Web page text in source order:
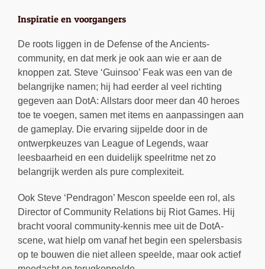
Inspiratie en voorgangers
De roots liggen in de Defense of the Ancients-
community, en dat merk je ook aan wie er aan de
knoppen zat. Steve ‘Guinsoo’ Feak was een van de
belangrijke namen; hij had eerder al veel richting
gegeven aan DotA: Allstars door meer dan 40 heroes
toe te voegen, samen met items en aanpassingen aan
de gameplay. Die ervaring sijpelde door in de
ontwerpkeuzes van League of Legends, waar
leesbaarheid en een duidelijk speelritme net zo
belangrijk werden als pure complexiteit.
Ook Steve ‘Pendragon’ Mescon speelde een rol, als
Director of Community Relations bij Riot Games. Hij
bracht vooral community-kennis mee uit de DotA-
scene, wat hielp om vanaf het begin een spelersbasis
op te bouwen die niet alleen speelde, maar ook actief